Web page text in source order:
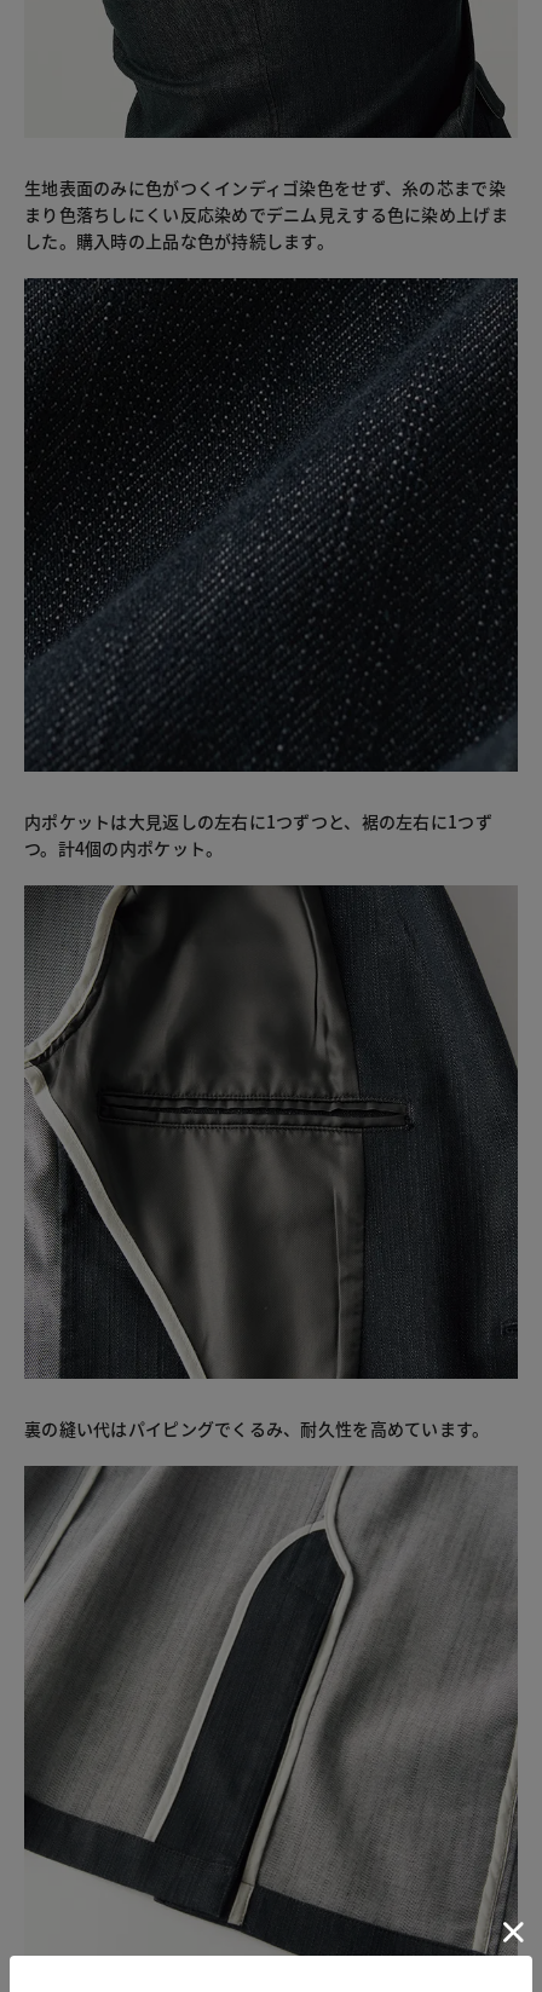
生地表面のみに色がつくインディゴ染色をせず、糸の芯まで染
まり色落ちしにくい反応染めでデニム見えする色に染め上げま
した。購入時の上品な色が持続します。
内ポケットは大見返しの左右に1つずつと、裾の左右に1つず
つ。計4個の内ポケット。
裏の縫い代はパイピングでくるみ、耐久性を高めています。